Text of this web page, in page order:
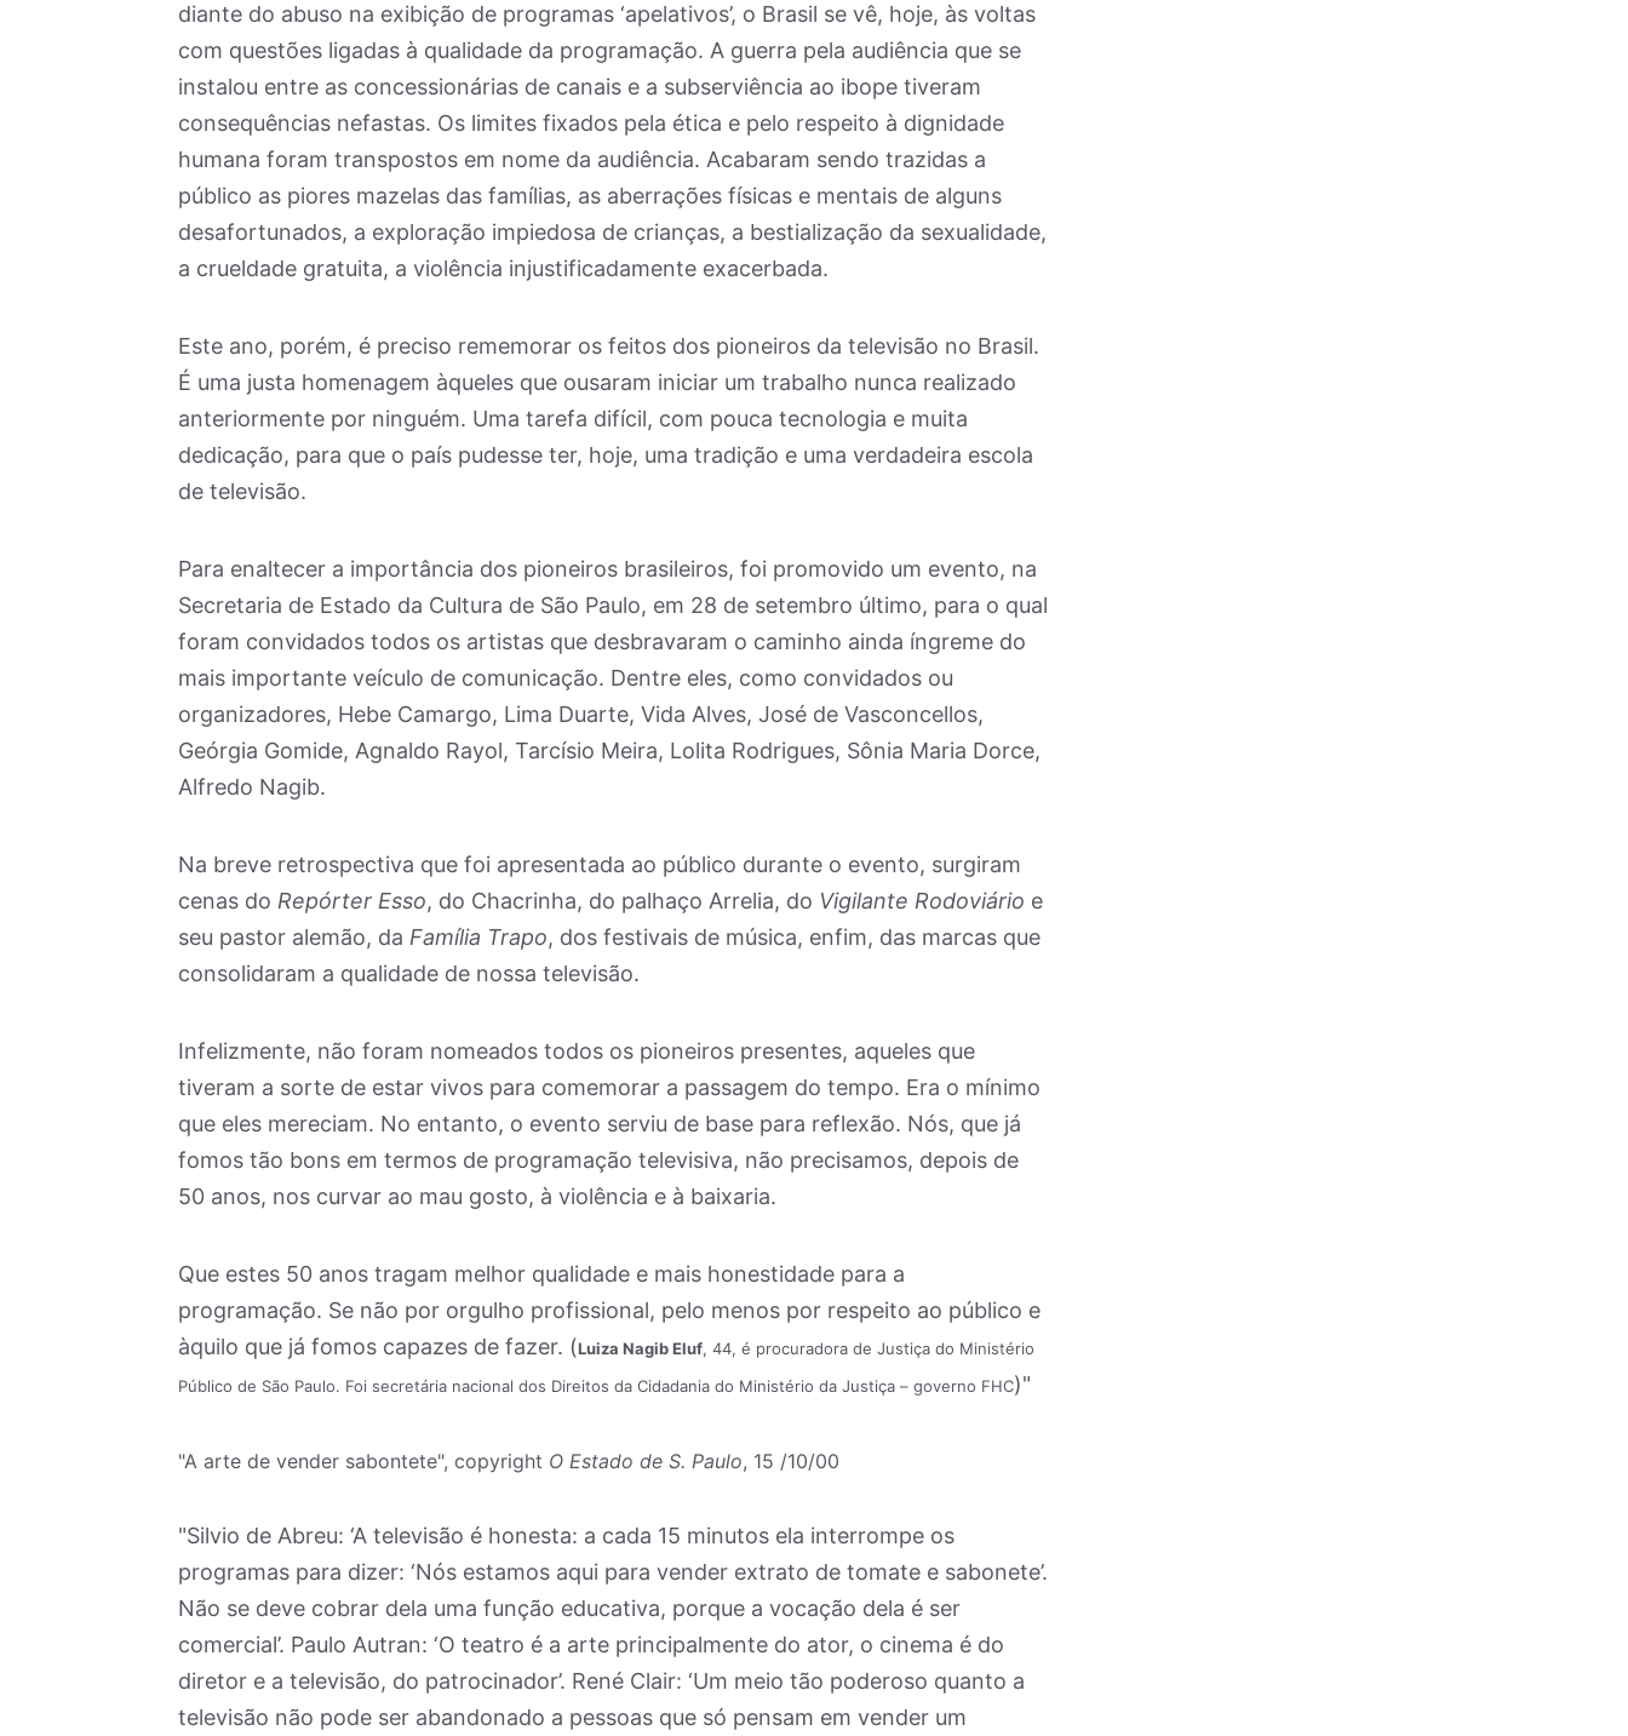
diante do abuso na exibição de programas ‘apelativos’, o Brasil se vê, hoje, às voltas
com questões ligadas à qualidade da programação. A guerra pela audiência que se
instalou entre as concessionárias de canais e a subserviência ao ibope tiveram
consequências nefastas. Os limites fixados pela ética e pelo respeito à dignidade
humana foram transpostos em nome da audiência. Acabaram sendo trazidas a
público as piores mazelas das famílias, as aberrações físicas e mentais de alguns
desafortunados, a exploração impiedosa de crianças, a bestialização da sexualidade,
a crueldade gratuita, a violência injustificadamente exacerbada.
Este ano, porém, é preciso rememorar os feitos dos pioneiros da televisão no Brasil.
É uma justa homenagem àqueles que ousaram iniciar um trabalho nunca realizado
anteriormente por ninguém. Uma tarefa difícil, com pouca tecnologia e muita
dedicação, para que o país pudesse ter, hoje, uma tradição e uma verdadeira escola
de televisão.
Para enaltecer a importância dos pioneiros brasileiros, foi promovido um evento, na
Secretaria de Estado da Cultura de São Paulo, em 28 de setembro último, para o qual
foram convidados todos os artistas que desbravaram o caminho ainda íngreme do
mais importante veículo de comunicação. Dentre eles, como convidados ou
organizadores, Hebe Camargo, Lima Duarte, Vida Alves, José de Vasconcellos,
Geórgia Gomide, Agnaldo Rayol, Tarcísio Meira, Lolita Rodrigues, Sônia Maria Dorce,
Alfredo Nagib.
Na breve retrospectiva que foi apresentada ao público durante o evento, surgiram
cenas do Repórter Esso, do Chacrinha, do palhaço Arrelia, do Vigilante Rodoviário e
seu pastor alemão, da Família Trapo, dos festivais de música, enfim, das marcas que
consolidaram a qualidade de nossa televisão.
Infelizmente, não foram nomeados todos os pioneiros presentes, aqueles que
tiveram a sorte de estar vivos para comemorar a passagem do tempo. Era o mínimo
que eles mereciam. No entanto, o evento serviu de base para reflexão. Nós, que já
fomos tão bons em termos de programação televisiva, não precisamos, depois de
50 anos, nos curvar ao mau gosto, à violência e à baixaria.
Que estes 50 anos tragam melhor qualidade e mais honestidade para a
programação. Se não por orgulho profissional, pelo menos por respeito ao público e
àquilo que já fomos capazes de fazer. (Luiza Nagib Eluf, 44, é procuradora de Justiça do Ministério
Público de São Paulo. Foi secretária nacional dos Direitos da Cidadania do Ministério da Justiça – governo FHC)"
"A arte de vender sabontete", copyright O Estado de S. Paulo, 15 /10/00
"Silvio de Abreu: ‘A televisão é honesta: a cada 15 minutos ela interrompe os
programas para dizer: ‘Nós estamos aqui para vender extrato de tomate e sabonete’.
Não se deve cobrar dela uma função educativa, porque a vocação dela é ser
comercial’. Paulo Autran: ‘O teatro é a arte principalmente do ator, o cinema é do
diretor e a televisão, do patrocinador’. René Clair: ‘Um meio tão poderoso quanto a
televisão não pode ser abandonado a pessoas que só pensam em vender um